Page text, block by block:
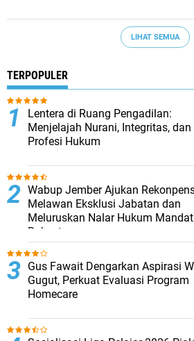
LIHAT SEMUA
TERPOPULER
​Lentera di Ruang Pengadilan:
Menjelajah Nurani, Integritas, dan
Profesi Hukum
Wabup Jember Ajukan
Melawan Eksklusi Jabatan dan
Meluruskan Nalar Hukum Mandat
Rakyat
‎Gus Fawait Dengarkan Aspirasi
Gugut, Perkuat Evaluasi Program
Homecare ‎